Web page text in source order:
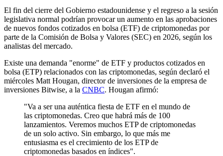
El fin del cierre del Gobierno estadounidense y el regreso a la sesión
legislativa normal podrían provocar un aumento en las aprobaciones
de nuevos fondos cotizados en bolsa (ETF) de criptomonedas por
parte de la Comisión de Bolsa y Valores (SEC) en 2026, según los
analistas del mercado.
Existe una demanda "enorme" de ETF y productos cotizados en
bolsa (ETP) relacionados con las criptomonedas, según declaró el
miércoles Matt Hougan, director de inversiones de la empresa de
inversiones Bitwise, a la CNBC. Hougan afirmó:
"Va a ser una auténtica fiesta de ETF en el mundo de
las criptomonedas. Creo que habrá más de 100
lanzamientos. Veremos muchos ETP de criptomonedas
de un solo activo. Sin embargo, lo que más me
entusiasma es el crecimiento de los ETP de
criptomonedas basados en índices".